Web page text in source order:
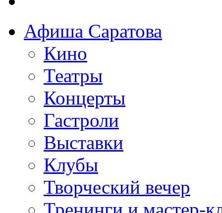
Афиша Саратова
Кино
Театры
Концерты
Гастроли
Выставки
Клубы
Творческий вечер